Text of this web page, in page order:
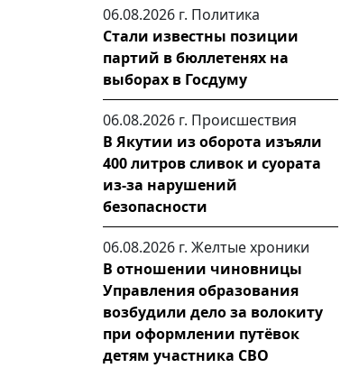
06.08.2026 г. Политика
Стали известны позиции
партий в бюллетенях на
выборах в Госдуму
06.08.2026 г. Происшествия
В Якутии из оборота изъяли
400 литров сливок и суората
из-за нарушений
безопасности
06.08.2026 г. Желтые хроники
В отношении чиновницы
Управления образования
возбудили дело за волокиту
при оформлении путёвок
детям участника СВО